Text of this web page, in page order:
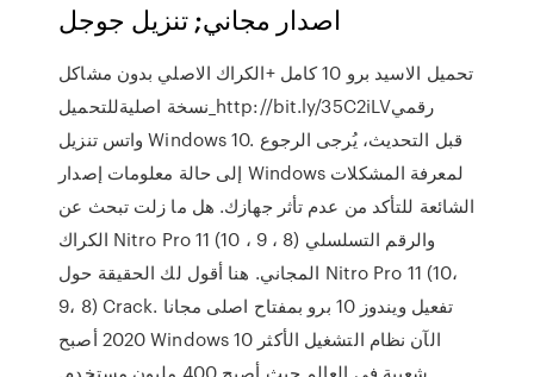
اصدار مجاني; تنزيل جوجل
تحميل الاسيد برو 10 كامل +الكراك الاصلي بدون مشاكل
نسخة اصليةللتحميل_http://bit.ly/35C2iLVرقمي
واتس تنزيل Windows 10. قبل التحديث، يُرجى الرجوع
إلى حالة معلومات إصدار Windows لمعرفة المشكلات
الشائعة للتأكد من عدم تأثر جهازك. هل ما زلت تبحث عن
الكراك Nitro Pro 11 (10 ، 9 ، 8) والرقم التسلسلي
المجاني. هنا أقول لك الحقيقة حول Nitro Pro 11 (10،
9، 8) Crack. تفعيل ويندوز 10 برو بمفتاح اصلى مجانا
2020 أصبح Windows 10 الآن نظام التشغيل الأكثر
شعبية في العالم حيث أصبح 400 مليون مستخدم.